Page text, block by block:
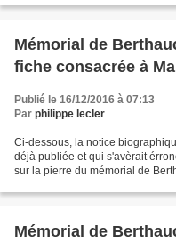
Mémorial de
fiche consacrée à
Publié le 16/12/2016 à 07:13
Par philippe lecler
Ci-dessous, la notice
déjà publiée et qui s'avèrait
sur la pierre du mémorial de
Mémorial de